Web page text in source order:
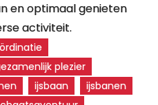
en optimaal genieten
activiteit.
plezier
ijsbaan
ijsbanen